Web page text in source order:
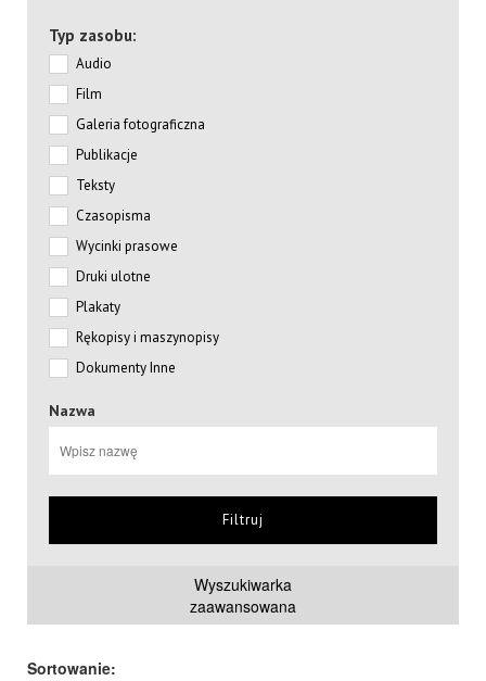
Typ zasobu:
Audio
Film
Galeria fotograficzna
Publikacje
Teksty
Czasopisma
Wycinki prasowe
Druki ulotne
Plakaty
Rękopisy i maszynopisy
Dokumenty Inne
Nazwa
Filtruj
Wyszukiwarka
zaawansowana
Sortowanie: